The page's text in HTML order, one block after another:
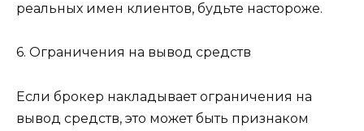
реальных имен клиентов, будьте настороже.
6. Ограничения на вывод средств
Если брокер накладывает ограничения на
вывод средств, это может быть признаком